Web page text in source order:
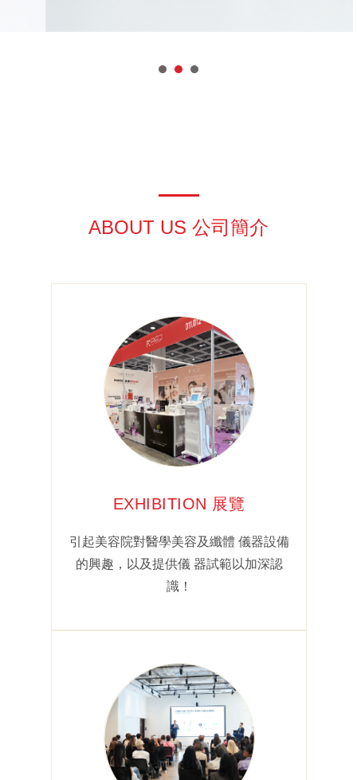
ABOUT US 公司簡介
EXHIBITION 展覽
引起美容院對醫學美容及纖體 儀器設備
的興趣，以及提供儀 器試範以加深認
識！